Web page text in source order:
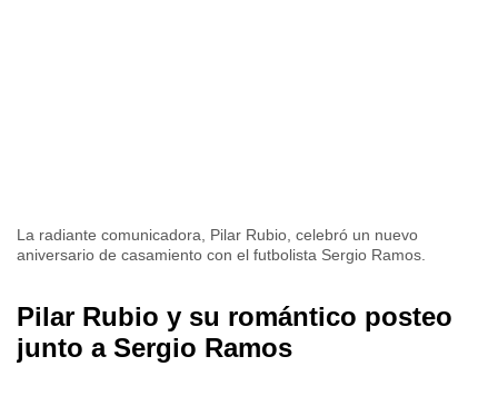
La radiante comunicadora, Pilar Rubio, celebró un nuevo
aniversario de casamiento con el futbolista Sergio Ramos.
Pilar Rubio y su romántico posteo
junto a Sergio Ramos